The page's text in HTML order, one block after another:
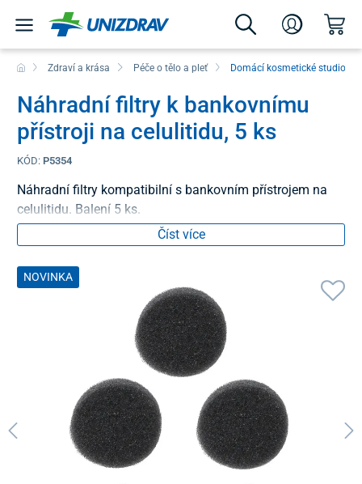
Zdraví a krása Péče o tělo a pleť Domácí kosmetické studio
Náhradní filtry k bankovnímu
přístroji na celulitidu, 5 ks
KÓD: P5354
Náhradní filtry kompatibilní s bankovním přístrojem na
celulitidu. Balení 5 ks.
Číst více
NOVINKA